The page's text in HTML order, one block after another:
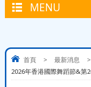
MENU
首頁 > 最新消息
>
2026年香港國際舞蹈節&第